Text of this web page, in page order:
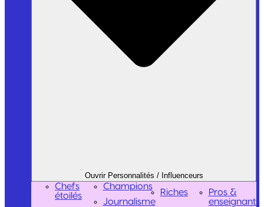
Ouvrir Personnalités / Influenceurs
Chefs
étoilés
Champions
Journalisme
Riches
Pros &
enseignants